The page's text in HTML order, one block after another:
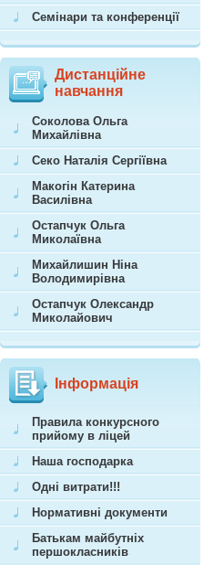
Семінари та конференції
Дистанційне
навчання
Соколова Ольга
Михайлівна
Секо Наталія Сергіївна
Макогін Катерина
Василівна
Остапчук Ольга
Миколаївна
Михайлишин Ніна
Володимирівна
Остапчук Олександр
Миколайович
Інформація
Правила конкурсного
прийому в ліцей
Наша господарка
Одні витрати!!!
Нормативні документи
Батькам майбутніх
першокласників